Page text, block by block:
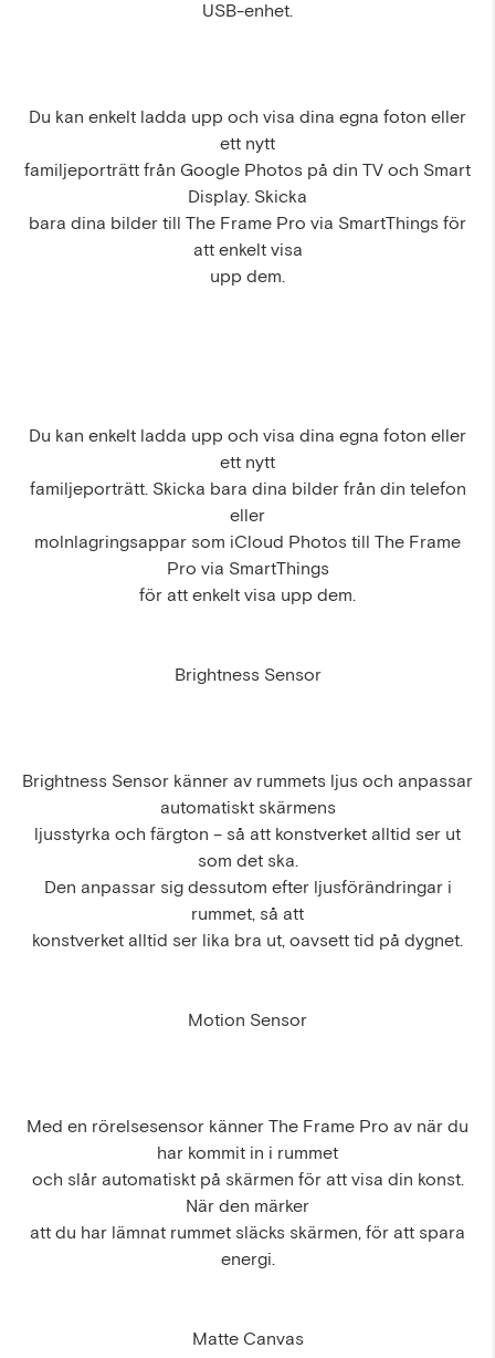
USB-enhet.
Du kan enkelt ladda upp och visa dina egna foton eller
ett nytt
familjeporträtt från Google Photos på din TV och Smart
Display. Skicka
bara dina bilder till The Frame Pro via SmartThings för
att enkelt visa
upp dem.
Du kan enkelt ladda upp och visa dina egna foton eller
ett nytt
familjeporträtt. Skicka bara dina bilder från din telefon
eller
molnlagringsappar som iCloud Photos till The Frame
Pro via SmartThings
för att enkelt visa upp dem.
Brightness Sensor
Brightness Sensor känner av rummets ljus och anpassar
automatiskt skärmens
ljusstyrka och färgton – så att konstverket alltid ser ut
som det ska.
Den anpassar sig dessutom efter ljusförändringar i
rummet, så att
konstverket alltid ser lika bra ut, oavsett tid på dygnet.
Motion Sensor
Med en rörelsesensor känner The Frame Pro av när du
har kommit in i rummet
och slår automatiskt på skärmen för att visa din konst.
När den märker
att du har lämnat rummet släcks skärmen, för att spara
energi.
Matte Canvas